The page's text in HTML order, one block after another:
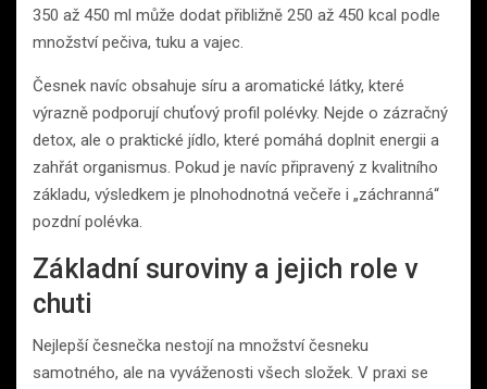
350 až 450 ml může dodat přibližně 250 až 450 kcal podle
množství pečiva, tuku a vajec.
Česnek navíc obsahuje síru a aromatické látky, které
výrazně podporují chuťový profil polévky. Nejde o zázračný
detox, ale o praktické jídlo, které pomáhá doplnit energii a
zahřát organismus. Pokud je navíc připravený z kvalitního
základu, výsledkem je plnohodnotná večeře i „záchranná“
pozdní polévka.
Základní suroviny a jejich role v
chuti
Nejlepší česnečka nestojí na množství česneku
samotného, ale na vyváženosti všech složek. V praxi se